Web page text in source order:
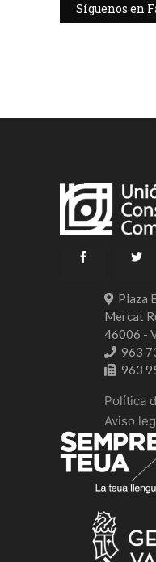
Síguenos en
Plaza
Mercat
46006 -
963
963
Política
Aviso